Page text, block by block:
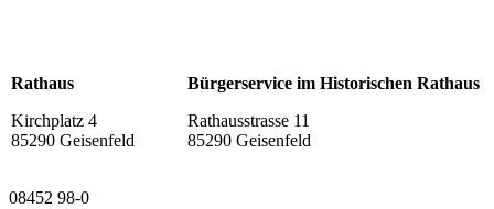
Rathaus
Kirchplatz 4
85290 Geisenfeld
Bürgerservice im Historischen Rathaus
Rathausstrasse 11
85290 Geisenfeld
08452 98-0